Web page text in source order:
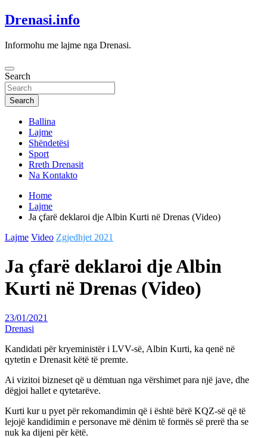
Skip
to
Drenasi.info
Informohu me lajme nga Drenasi.
Search
Search
Ballina
Lajme
Shëndetësi
Sport
Rreth Drenasit
Na Kontakto
Home
Lajme
Ja çfarë deklaroi dje Albin Kurti në Drenas (Video)
Lajme Video Zgjedhjet 2021
Ja çfarë deklaroi dje Albin
Kurti në Drenas (Video)
23/01/2021
Drenasi
Kandidati për kryeministër i LVV-së, Albin Kurti, ka qenë në
qytetin e Drenasit këtë të premte.
Ai vizitoi bizneset që u dëmtuan nga vërshimet para një jave, dhe
dëgjoi hallet e qytetarëve.
Kurti kur u pyet për rekomandimin që i është bërë KQZ-së që të
lejojë kandidimin e personave më dënim të formës së prerë tha se
nuk ka dijeni për këtë.